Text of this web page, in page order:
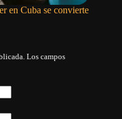
en Cuba se convierte
Los campos